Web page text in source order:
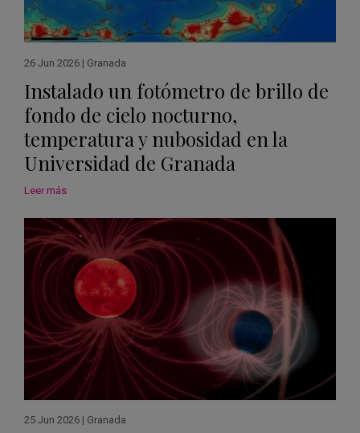
26 Jun 2026 | Granada
Instalado un fotómetro de brillo de
fondo de cielo nocturno,
temperatura y nubosidad en la
Universidad de Granada
Leer más
25 Jun 2026 | Granada